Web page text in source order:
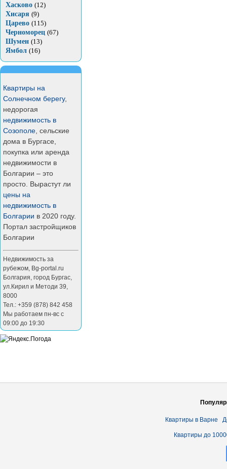
Хасково (12)
Хисаря (9)
Царево (115)
Черноморец (67)
Шумен (13)
Ямбол (16)
Квартиры на
Солнечном берегу,
недорогая
недвижимость в
Созополе , сельские
дома в Бургасе,
покупка или аренда
недвижимости в
Болгарии – это
просто. Вырастут ли
цены на
недвижимость в
Болгарии в 2020 году.
Портал застройщиков
Болгарии
Недвижимость за
рубежом, Bg-portal.ru
Болгария, город Бургас,
ул.Кирил и Методи 39,
8000
Тел.: +359 (878) 842 458
Мы работаем пн-вс с
09:00 до 19:30
Квартиры в Варне
Квартиры до